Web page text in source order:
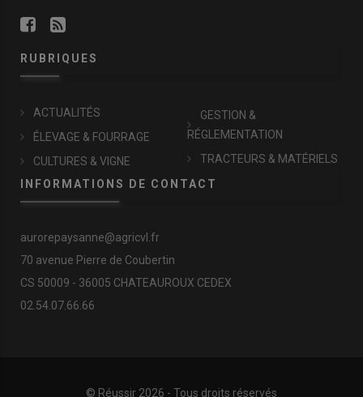
RUBRIQUES
ACTUALITÉS
ÉLEVAGE & FOURRAGE
CULTURES & VIGNE
GESTION &
RÉGLEMENTATION
TRACTEURS & MATÉRIELS
INFORMATIONS DE CONTACT
aurorepaysanne@agricvl.fr
70 avenue Pierre de Coubertin
CS 50009 - 36005 CHATEAUROUX CEDEX
02.54.07.66.66
© Réussir 2026 - Tous droits réservés